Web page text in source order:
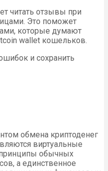
читать отзывы при
Это поможет
которые думают
wallet кошельков.
и сохранить
обмена криптоденег
виртуальные
обычных
а единственное